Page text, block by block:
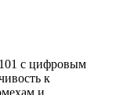
с цифровым
к